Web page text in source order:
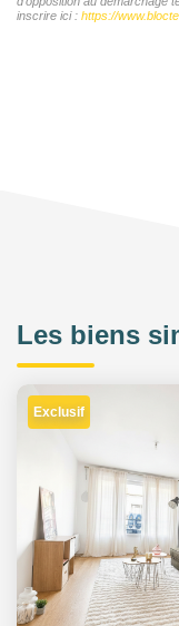
inscrire ici : https://
Les biens
Exclusif